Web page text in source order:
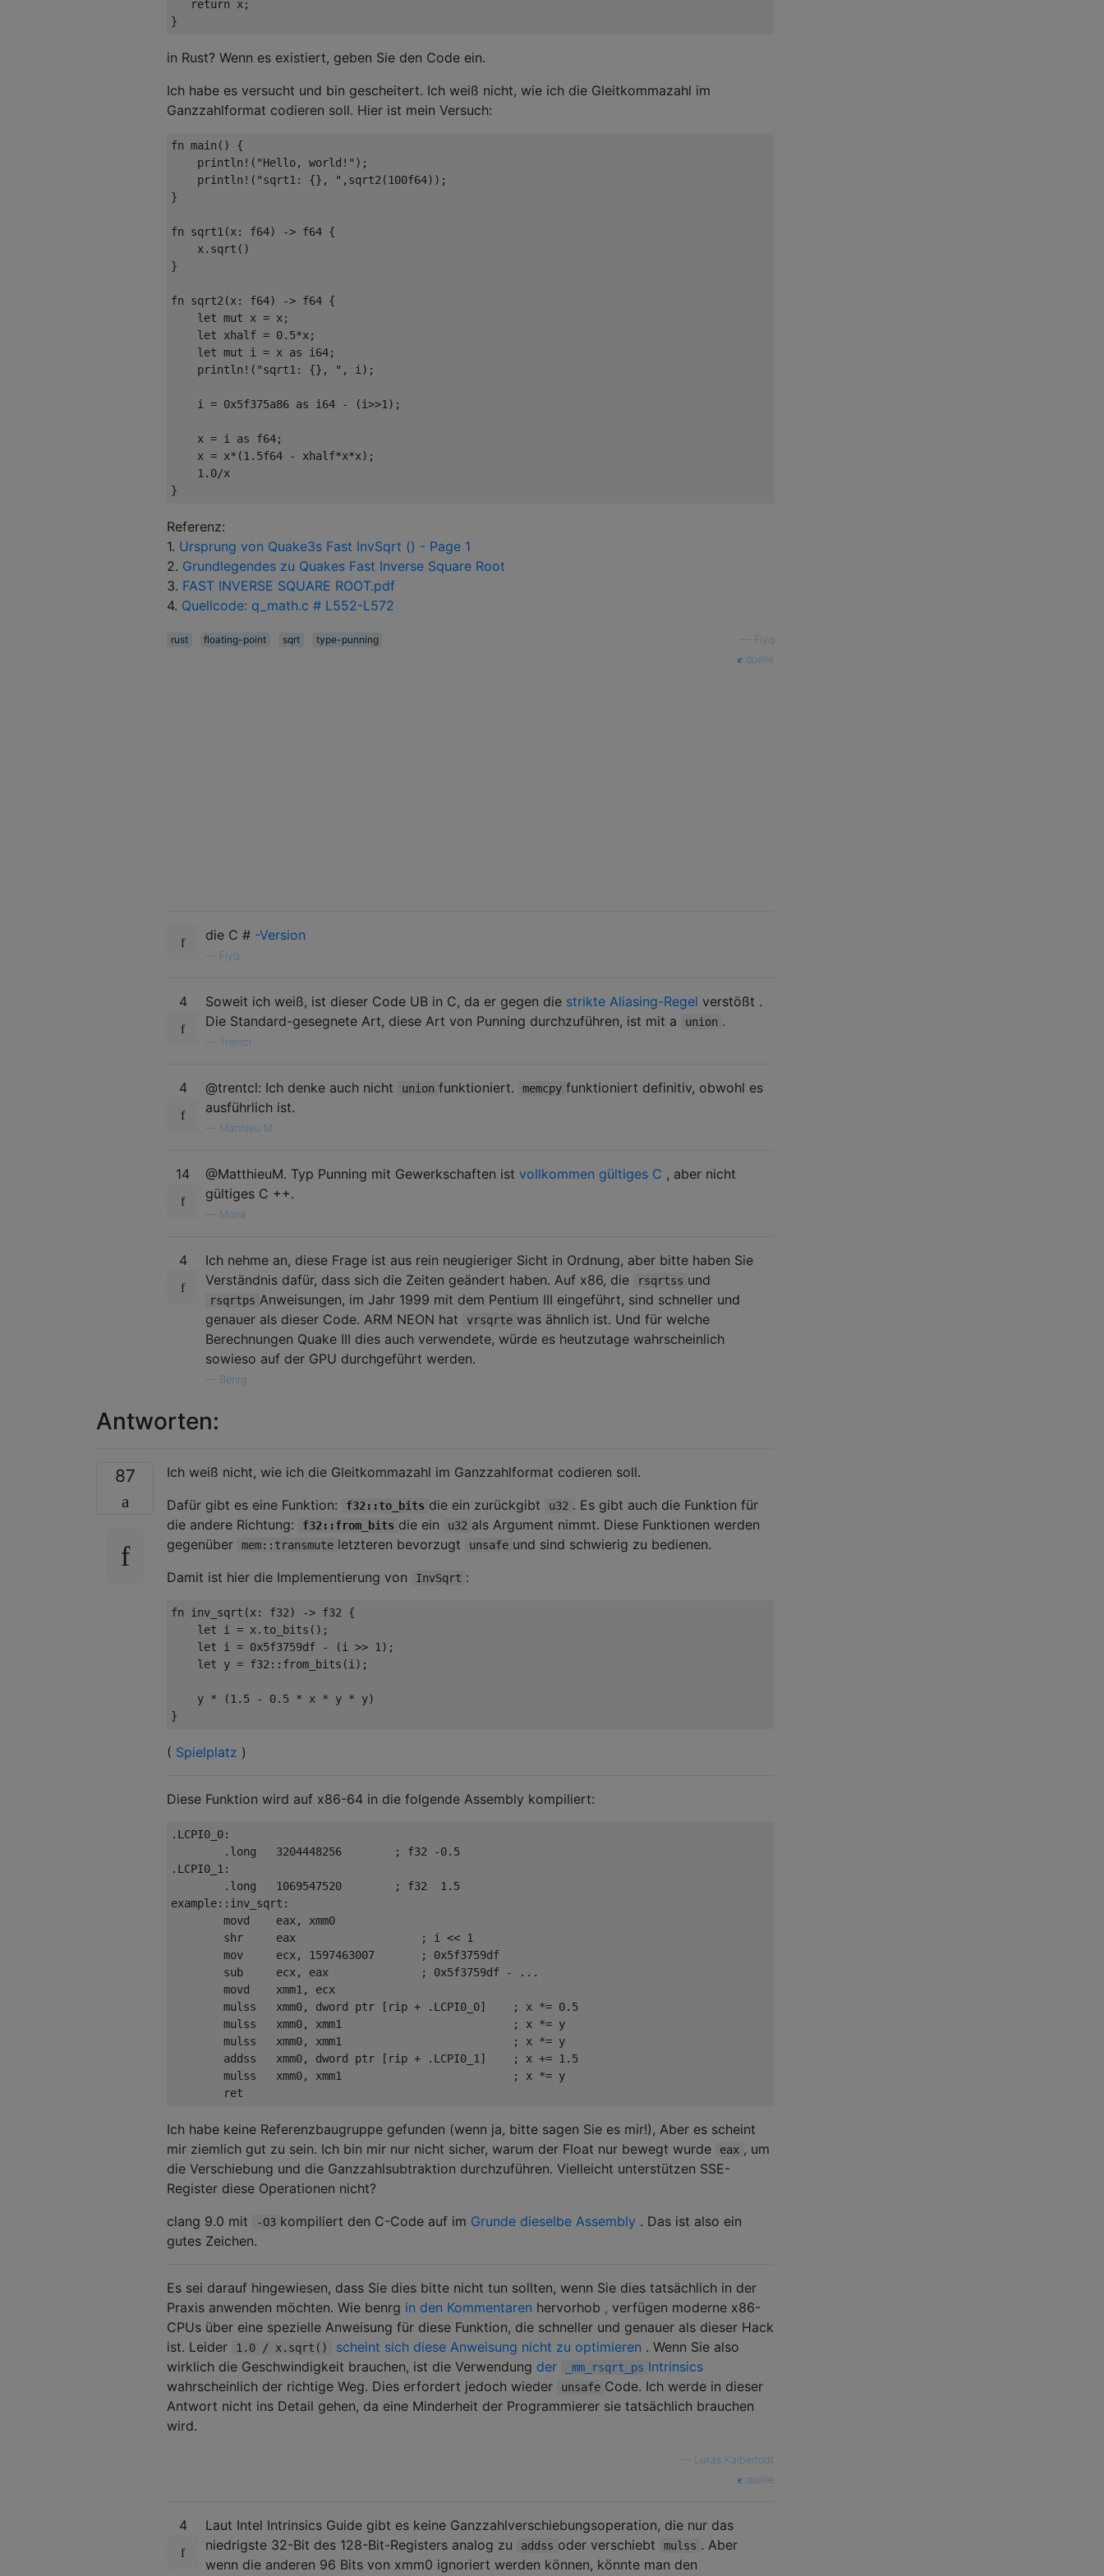
return x;
}
in Rust? Wenn es existiert, geben Sie den Code ein.
Ich habe es versucht und bin gescheitert. Ich weiß nicht, wie ich die Gleitkommazahl im
Ganzzahlformat codieren soll. Hier ist mein Versuch:
fn main ()
{
println! ( "Hello, world!" );
println! ( "sqrt1: {}, " , sqrt2 (100f64));
}
fn sqrt1 (x: f64) -> f64 {
    x
. sqrt ()
}
fn sqrt2 (x: f64) -> f64 {
let mut x = x;
let xhalf = 0. 5*x;
let mut i = x as i64;
println! ( "sqrt1: {}, " , i );
    i
= 0x5f375a86 as i64 - (i>>1 );
    x
= i as f64;
    x
= x*(1 . 5f64 - xhalf*x*x);
1 . 0/
}
Referenz:
1. Ursprung von Quake3s Fast InvSqrt () - Page 1
2. Grundlegendes zu Quakes Fast Inverse Square Root
3. FAST INVERSE SQUARE ROOT.pdf
4. Quellcode: q_math.c # L552-L572
rust floating-point sqrt type-punning
Flyq
quelle
die C # -Version
Flyq
4 Soweit ich weiß, ist dieser Code UB in C, da er gegen die strikte Aliasing-Regel verstößt .
Die Standard-gesegnete Art, diese Art von Punning durchzuführen, ist mit a
union .
Trentcl
4 @trentcl: Ich denke auch nicht union funktioniert. memcpy funktioniert definitiv, obwohl es
ausführlich ist.
Matthieu M.
14 @MatthieuM. Typ Punning mit Gewerkschaften ist vollkommen gültiges C , aber nicht
gültiges C ++.
Moira
4
Ich nehme an, diese Frage ist aus rein neugieriger Sicht in Ordnung, aber bitte haben Sie
Verständnis dafür, dass sich die Zeiten geändert haben. Auf x86, die
rsqrtss und
rsqrtps Anweisungen, im Jahr 1999 mit dem Pentium III eingeführt, sind schneller und
genauer als dieser Code. ARM NEON hat
vrsqrte was ähnlich ist. Und für welche
Berechnungen Quake III dies auch verwendete, würde es heutzutage wahrscheinlich
sowieso auf der GPU durchgeführt werden.
Benrg
Antworten:
87
Ich weiß nicht, wie ich die Gleitkommazahl im Ganzzahlformat codieren soll.
Dafür gibt es eine Funktion:
f32::to_bits die ein zurückgibt u32 . Es gibt auch die Funktion für
die andere Richtung:
f32::from_bits die ein u32 als Argument nimmt. Diese Funktionen werden
gegenüber
mem::transmute letzteren bevorzugt unsafe und sind schwierig zu bedienen.
Damit ist hier die Implementierung von
InvSqrt :
fn inv_sqrt (x: f32) -> f32
{
let i = x. to_bits ();
let i = 0x5f3759df - (i >> 1 );
let y = f32 :: from_bits (i );
    y
* (1 . 5 - 0. 5 * x * y * y)
}
( Spielplatz )
Diese Funktion wird auf x86-64 in die folgende Assembly kompiliert:
. LCPI0_0:
. long 3204448256 ; f32 -0. 5
. LCPI0_1 :
. long 1069547520 ; f32 1 . 5
example:: inv_sqrt :
        movd    eax
,
xmm0
        shr     eax
; i << 1
        mov     ecx
, 1597463007 ; 0x5f3759df
        sub     ecx
, eax ; 0x5f3759df -
...
        movd    xmm1
,
ecx
        mulss   xmm0
, dword ptr [ rip + . LCPI0_0] ; x *= 0. 5
        mulss   xmm0
, xmm1 ; x *= y
        mulss   xmm0
, xmm1 ; x *= y
        addss   xmm0
, dword ptr [ rip + . LCPI0_1 ] ; x += 1 . 5
        mulss   xmm0
, xmm1 ; x *= y
        ret
Ich habe keine Referenzbaugruppe gefunden (wenn ja, bitte sagen Sie es mir!), Aber es scheint
mir ziemlich gut zu sein. Ich bin mir nur nicht sicher, warum der Float nur bewegt wurde
eax , um
die Verschiebung und die Ganzzahlsubtraktion durchzuführen. Vielleicht unterstützen SSE-
Register diese Operationen nicht?
clang 9.0 mit
-O3 kompiliert den C-Code auf im Grunde dieselbe Assembly . Das ist also ein
gutes Zeichen.
Es sei darauf hingewiesen, dass Sie dies bitte nicht tun sollten, wenn Sie dies tatsächlich in der
Praxis anwenden möchten. Wie benrg in den Kommentaren hervorhob , verfügen moderne x86-
CPUs über eine spezielle Anweisung für diese Funktion, die schneller und genauer als dieser Hack
ist. Leider
1.0 / x.sqrt() scheint sich diese Anweisung nicht zu optimieren . Wenn Sie also
wirklich die Geschwindigkeit brauchen, ist die Verwendung der _mm_rsqrt_ps Intrinsics
wahrscheinlich der richtige Weg. Dies erfordert jedoch wieder
unsafe Code. Ich werde in dieser
Antwort nicht ins Detail gehen, da eine Minderheit der Programmierer sie tatsächlich brauchen
wird.
Lukas Kalbertodt
quelle
4
Laut Intel Intrinsics Guide gibt es keine Ganzzahlverschiebungsoperation, die nur das
niedrigste 32-Bit des 128-Bit-Registers analog zu
addss oder verschiebt mulss . Aber
wenn die anderen 96 Bits von xmm0 ignoriert werden können, könnte man den